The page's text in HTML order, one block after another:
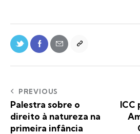
PREVIOUS
Palestra sobre o
direito à natureza na
primeira infância
ICC